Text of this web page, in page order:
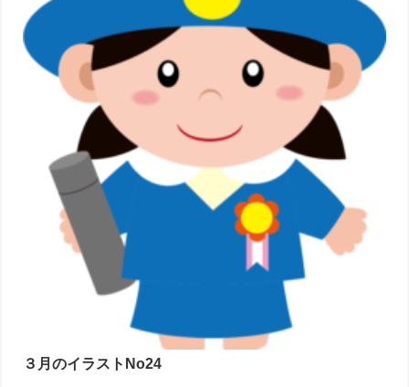
３月のイラストNo24